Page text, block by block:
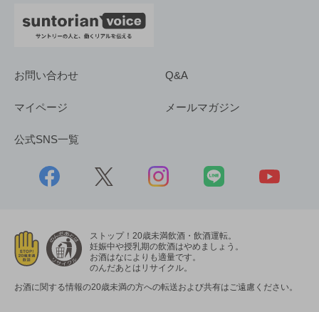
お問い合わせ Q&A
マイページ メールマガジン
公式SNS一覧
ストップ！20歳未満飲酒・飲酒運転。
妊娠中や授乳期の飲酒はやめましょう。
お酒はなによりも適量です。
のんだあとはリサイクル。
お酒に関する情報の20歳未満の方への転送および共有はご遠慮ください。